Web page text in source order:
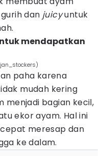
dan juicyuntuk
mendapatkan
paha karena
mudah kering
menjadi bagian kecil,
ekor ayam. Hal ini
meresap dan
ke dalam.